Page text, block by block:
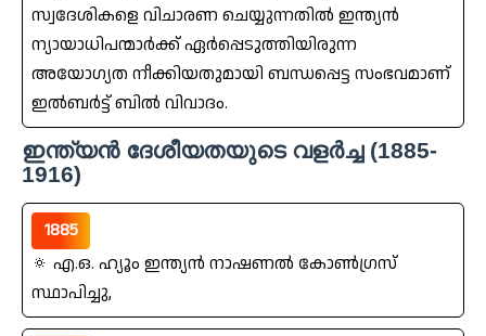
സ്വദേശികളെ വിചാരണ ചെയ്യുന്നതില്‍ ഇന്ത്യന്‍
ന്യായാധിപന്മാര്‍ക്ക്‌ ഏര്‍പ്പെടുത്തിയിരുന്ന
അയോഗ്യത നീക്കിയതുമായി ബന്ധപ്പെട്ട സംഭവമാണ്‌
ഇല്‍ബര്‍ട്ട്‌ ബില്‍ വിവാദം.
ഇന്ത്യന്‍ ദേശീയതയുടെ വളര്‍ച്ച (1885-
1916)
1885
🔅 എ.ഒ. ഹ്യൂം ഇന്ത്യന്‍ നാഷണല്‍ കോണ്‍ഗ്രസ്‌
സ്ഥാപിച്ചു,